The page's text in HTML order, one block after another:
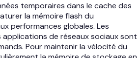
temporaires dans le cache des
la mémoire flash du
performances globales. Les
de réseaux sociaux sont
Pour maintenir la vélocité du